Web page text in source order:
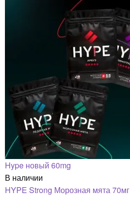
Hype новый 60mg
В наличии
HYPE Strong Морозная мята 70мг